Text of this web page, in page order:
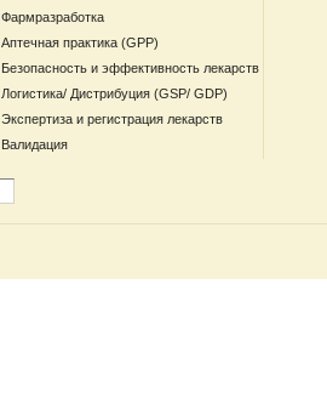
Фармразработка
Аптечная практика (GPP)
Безопасность и эффективность лекарств
Логистика/ Дистрибуция (GSP/ GDP)
Экспертиза и регистрация лекарств
Валидация